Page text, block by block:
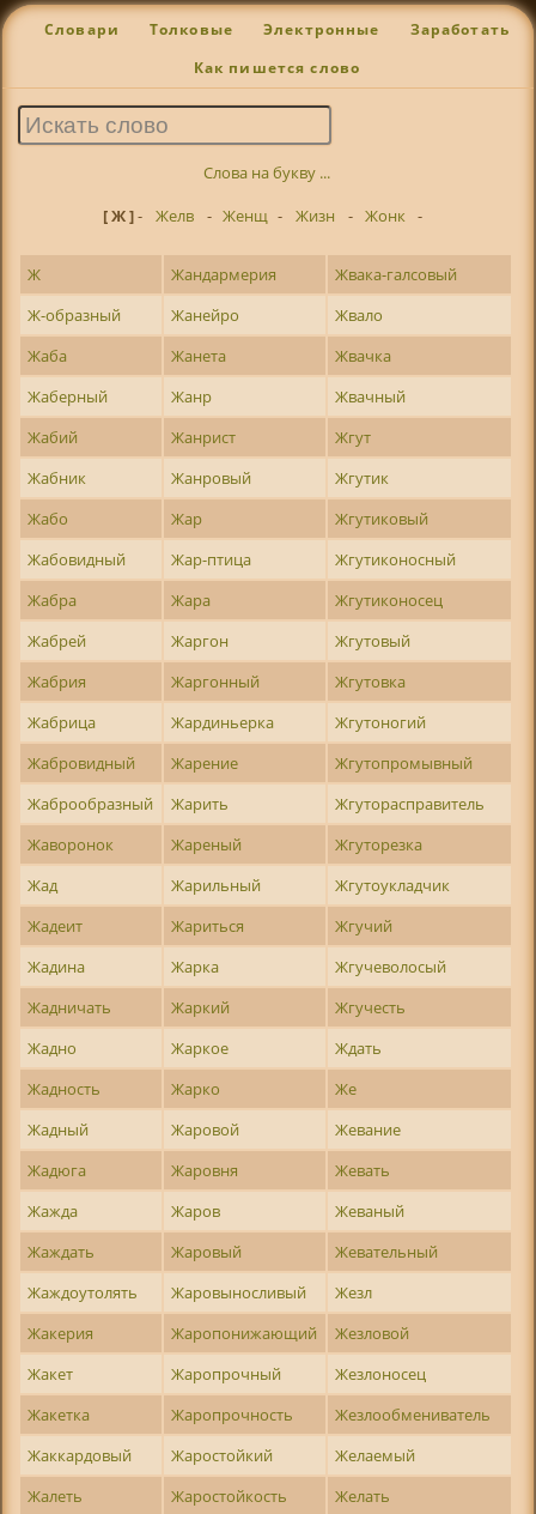
Словари Толковые Электронные Заработать
Как пишется слово
Слова на букву ...
[ Ж ]- Желв - Женщ - Жизн - Жонк -
Ж Жандармерия
Жвака-галсовый
Ж-образный
Жанейро
Жвало
Жаба
Жанета
Жвачка
Жаберный
Жанр
Жвачный
Жабий
Жанрист
Жгут
Жабник
Жанровый
Жгутик
Жабо
Жар
Жгутиковый
Жабовидный
Жар-птица
Жгутиконосный
Жабра
Жара
Жгутиконосец
Жабрей
Жаргон
Жгутовый
Жабрия
Жаргонный
Жгутовка
Жабрица
Жардиньерка
Жгутоногий
Жабровидный
Жарение
Жгутопромывный
Жаброобразный
Жарить
Жгуторасправитель
Жаворонок
Жареный
Жгуторезка
Жад
Жарильный
Жгутоукладчик
Жадеит
Жариться
Жгучий
Жадина
Жарка
Жгучеволосый
Жадничать
Жаркий
Жгучесть
Жадно
Жаркое
Ждать
Жадность
Жарко
Же
Жадный
Жаровой
Жевание
Жадюга
Жаровня
Жевать
Жажда
Жаров
Жеваный
Жаждать
Жаровый
Жевательный
Жаждоутолять
Жаровыносливый
Жезл
Жакерия
Жаропонижающий
Жезловой
Жакет
Жаропрочный
Жезлоносец
Жакетка
Жаропрочность
Жезлообмениватель
Жаккардовый
Жаростойкий
Желаемый
Жалеть
Жаростойкость
Желать